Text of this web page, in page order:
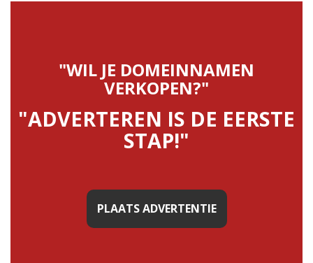
"WIL JE DOMEINNAMEN
VERKOPEN?"
"ADVERTEREN IS DE EERSTE
STAP!"
PLAATS ADVERTENTIE